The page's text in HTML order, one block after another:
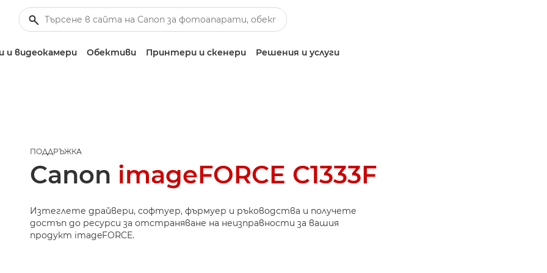
видеокамери Обективи Принтери и скенери Решения и услуги
ПОДДРЪЖКА
Canon imageFORCE C1333F
Изтеглете драйвери, софтуер, фърмуер и ръководства и получете
достъп до ресурси за отстраняване на неизправности за вашия
продукт imageFORCE.